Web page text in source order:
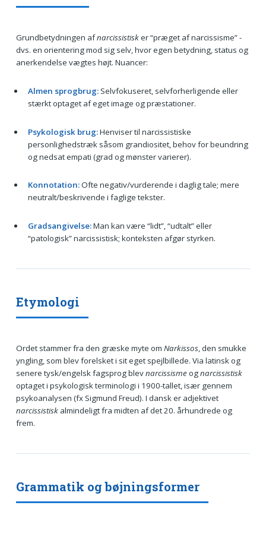
Grundbetydningen afnarcissistisker “præget af narcissisme” -
dvs. en orientering mod sig selv, hvor egen betydning, status og
anerkendelse vægtes højt. Nuancer:
Almen sprogbrug:Selvfokuseret, selvforherligende eller
stærkt optaget af eget image og præstationer.
Psykologisk brug:Henviser til narcissistiske
personlighedstræk såsom grandiositet, behov for beundring
og nedsat empati (grad og mønster varierer).
Konnotation:Ofte negativ/vurderende i daglig tale; mere
neutralt/beskrivende i faglige tekster.
Gradsangivelse:Man kan være “lidt”, “udtalt” eller
“patologisk” narcissistisk; konteksten afgør styrken.
Etymologi
Ordet stammer fra den græske myte om Narkissos, den smukke
yngling, som blev forelsket i sit eget spejlbillede. Via latinsk og
senere tysk/engelsk fagsprog blevnarcissismeognarcissistisk
optaget i psykologisk terminologi i 1900-tallet, især gennem
psykoanalysen (fx Sigmund Freud). I dansk er adjektivet
narcissistiskalmindeligt fra midten af det 20. århundrede og
frem.
Grammatik og bøjningsformer